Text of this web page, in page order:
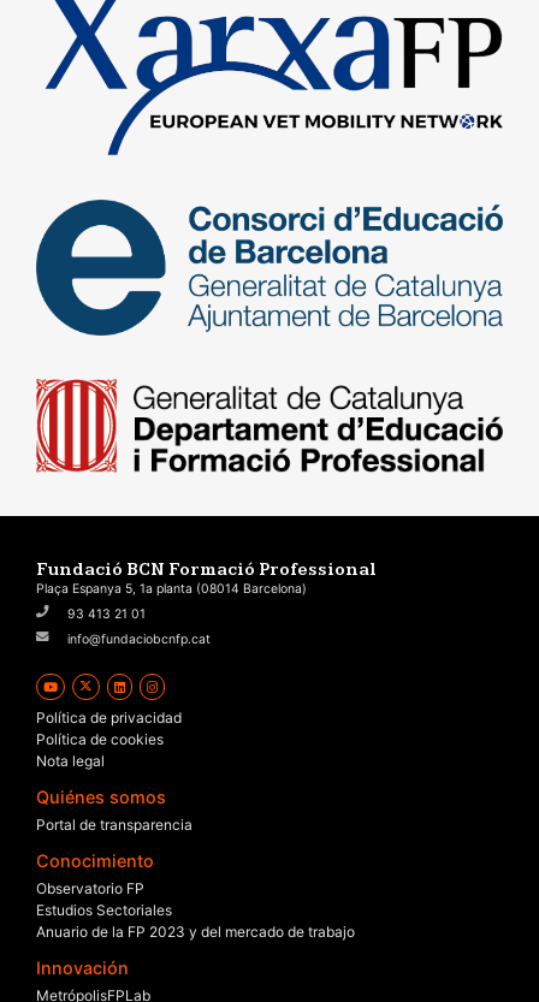
Fundació BCN Formació Professional
Plaça Espanya 5, 1a planta (08014 Barcelona)
93 413 21 01
info@fundaciobcnfp.cat
Política de privacidad
Política de cookies
Nota legal
Quiénes somos
Portal de transparencia
Conocimiento
Observatorio FP
Estudios Sectoriales
Anuario de la FP 2023 y del mercado de trabajo
Innovación
MetrópolisFPLab